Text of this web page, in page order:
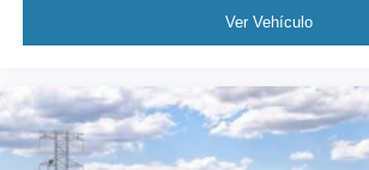
Ver Vehículo